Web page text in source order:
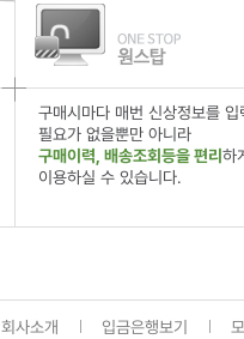
구매시마다 매번 신상정보를 입
필요가 없을뿐만 아니라
구매이력, 배송조회등을 편리하
이용하실 수 있습니다.
회사소개 입금은행보기